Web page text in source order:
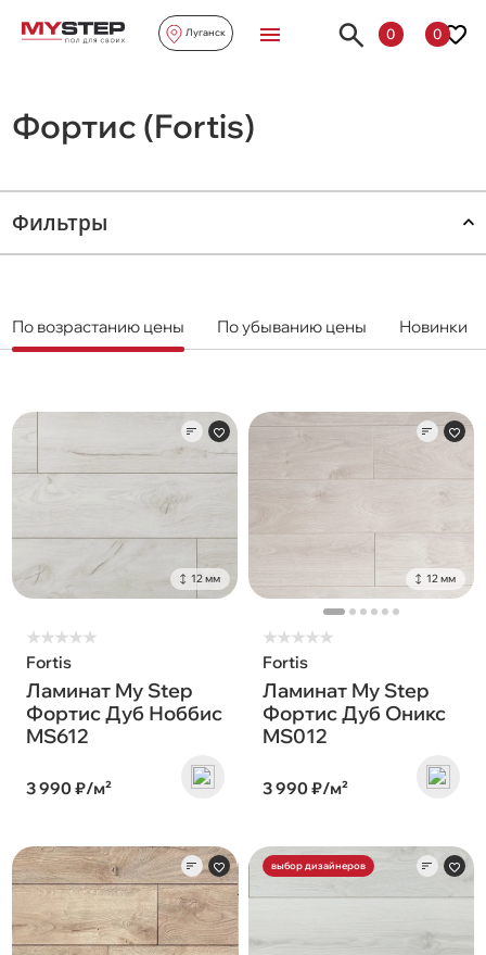
Луганск 0 0
Фортис (Fortis)
Фильтры
По возрастанию цены По убыванию цены Новинки
12 мм
★★★★★
Fortis
Ламинат My Step
Фортис Дуб Ноббис
MS612
3 990 ₽/м²
12 мм
★★★★★
Fortis
Ламинат My Step
Фортис Дуб Оникс
MS012
3 990 ₽/м²
выбор дизайнеров